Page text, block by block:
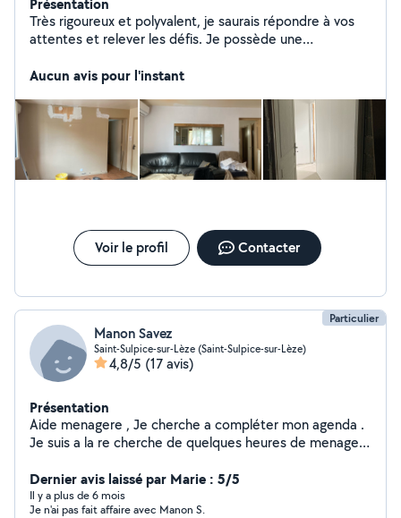
Très rigoureux et polyvalent, je saurais répondre à vos
attentes et relever les défis. Je possède une
la rénovation et je suis capable d'effectuer une variété
Aucun avis pour l'instant
Voir le profil Contacter
Particulier
Manon Savez
Saint-Sulpice-sur-Lèze (Saint-Sulpice-sur-Lèze)
4,8/5 (17 avis)
Présentation
Aide menagere , Je cherche a compléter mon agenda .
Je suis a la re cherche de quelques heures de menage (
pour garder des enfants si vous avez besoins N'hésitez
pas à venir vers moi .
Dernier avis laissé par Marie : 5/5
Il y a plus de 6 mois
Je n'ai pas fait affaire avec Manon S.